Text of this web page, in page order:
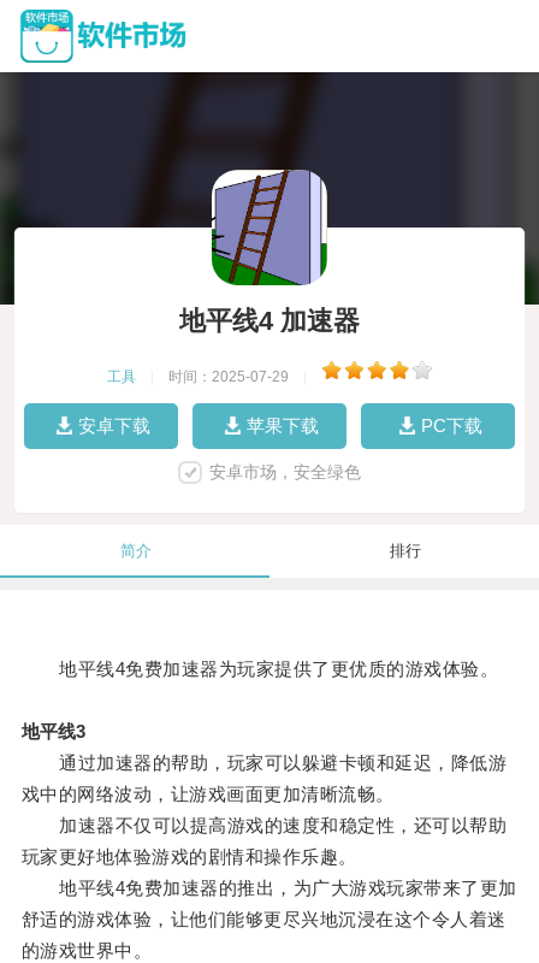
地平线4 加速器
工具 时间：2025-07-29
安卓下载 苹果下载 PC下载
安卓市场，安全绿色
简介 排行
地平线4免费加速器为玩家提供了更优质的游戏体验。
地平线3
通过加速器的帮助，玩家可以躲避卡顿和延迟，降低游
戏中的网络波动，让游戏画面更加清晰流畅。
加速器不仅可以提高游戏的速度和稳定性，还可以帮助
玩家更好地体验游戏的剧情和操作乐趣。
地平线4免费加速器的推出，为广大游戏玩家带来了更加
舒适的游戏体验，让他们能够更尽兴地沉浸在这个令人着迷
的游戏世界中。